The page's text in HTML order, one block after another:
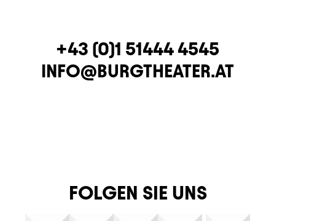
TELEFON
+43 (0)1 51444 4545
E-MAIL
INFO@BURGTHEATER.AT
FOLGEN SIE UNS